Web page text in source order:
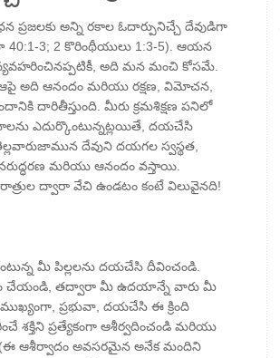
ప్రజలకు అన్ని రకాల ఓదార్పునిచ్చే దేవుడిగా
3; 2 కొరింథీయులు 1:3-5). ఆయన
అది మన మంచి కోసమే.
ఆపై అది ఆనందం మరియు రక్షణ, విమోచన,
దారితీస్తుంది. మీరు క్రమశిక్షణ పనిలో
ఎదుర్కొంటున్నట్లయితే, దయచేసి
దేవుని దయగల స్వస్థత,
మరియు ఆనందం వస్తాయి.
ద్వారా వేచి ఉండటం కంటే విలువైనది!
మీ పిల్లలను దయచేసి దీవించండి.
చేయండి, తద్వారా మీ ఉదయాన్నే వారు మీ
ప్రభువా, దయచేసి ఈ క్రింది
శక్తిని ప్రత్యేకంగా ఆశీర్వదించండి మరియు
ఆశీర్వాదం అవసరమైన అనేక మందిని